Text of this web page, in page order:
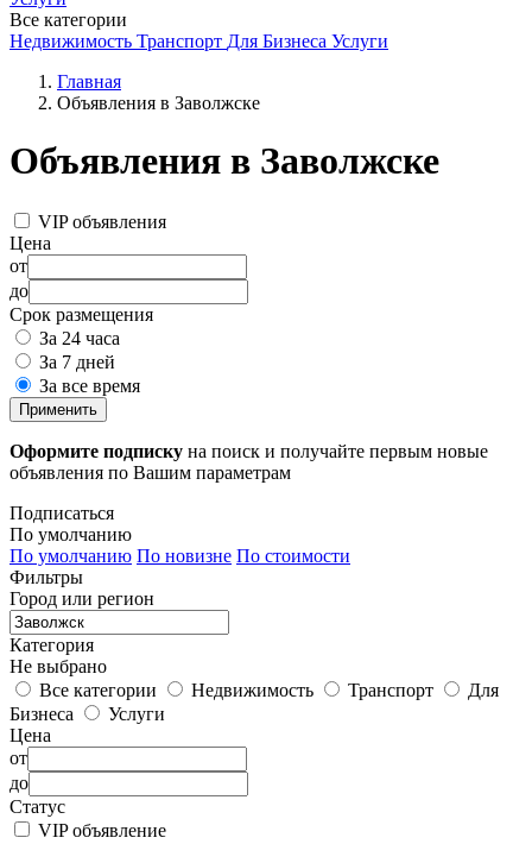
Все категории
Недвижимость Транспорт Для Бизнеса Услуги
Главная
Объявления в Заволжске
Объявления в Заволжске
VIP объявления
Цена
от
до
Срок размещения
За 24 часа
За 7 дней
За все время
Применить
Оформите подписку на поиск и получайте первым новые
объявления по Вашим параметрам
Подписаться
По умолчанию
По умолчанию По новизне По стоимости
Фильтры
Город или регион
Категория
Не выбрано
Все категории
Недвижимость Транспорт
Для
Бизнеса
Услуги
Цена
от
до
Статус
VIP объявление